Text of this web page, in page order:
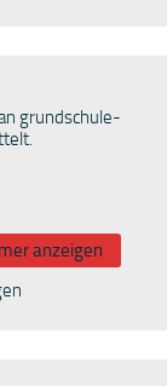
grundschule-
anzeigen